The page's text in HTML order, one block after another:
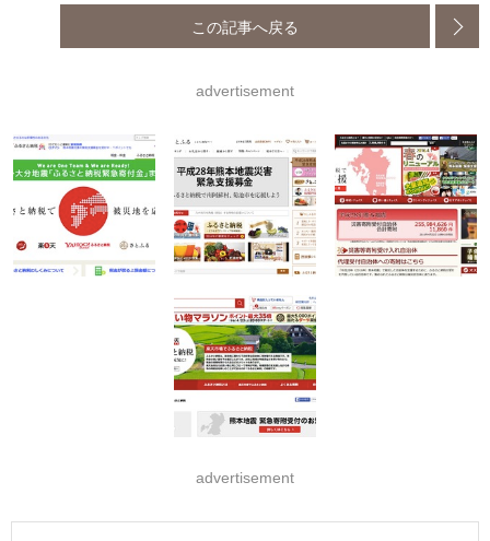
この記事へ戻る
advertisement
advertisement